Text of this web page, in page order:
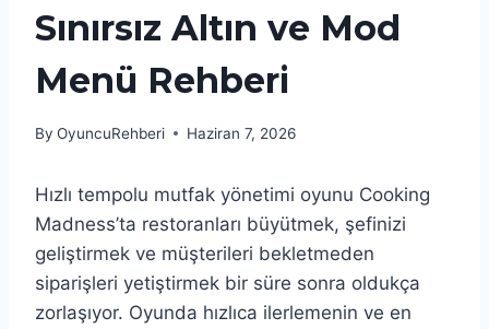
Sınırsız Altın ve Mod
Menü Rehberi
By OyuncuRehberi Haziran 7, 2026
Hızlı tempolu mutfak yönetimi oyunu Cooking
Madness’ta restoranları büyütmek, şefinizi
geliştirmek ve müşterileri bekletmeden
siparişleri yetiştirmek bir süre sonra oldukça
zorlaşıyor. Oyunda hızlıca ilerlemenin ve en